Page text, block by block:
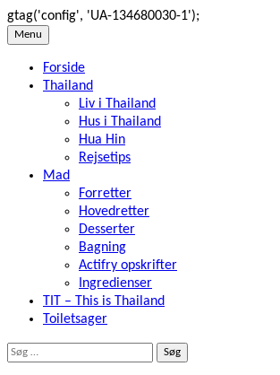
gtag('config', 'UA-134680030-1');
Skip
content
Menu
Forside
Thailand
Liv i Thailand
Hus i Thailand
Hua Hin
Rejsetips
Mad
Forretter
Hovedretter
Desserter
Bagning
Actifry opskrifter
Ingredienser
TIT – This is Thailand
Toiletsager
Søg